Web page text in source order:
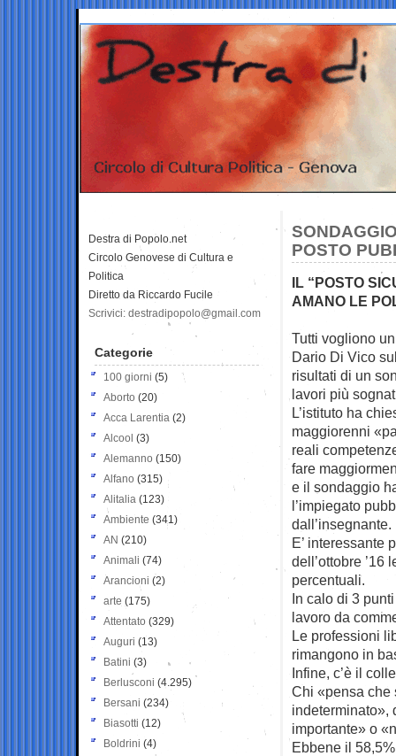
POSTO
IL “POSTO
AMANO LE
Tutti vogliono
Dario Di Vico
risultati di un
lavori più
L’istituto ha
maggiorenni
reali
fare
e il sondaggio
l’impiegato
dall’insegnante.
E’ interessante
dell’ottobre ’16
percentuali.
In calo di 3
lavoro da
Le professioni
rimangono in
Infine, c’è il
Chi «pensa che
indeterminato»,
importante» o
Ebbene il
Destra di Popolo.net
Circolo Genovese di Cultura e
Politica
Diretto da Riccardo Fucile
Scrivici: destradipopolo@gmail.com
Categorie
100 giorni (5)
Aborto (20)
Acca Larentia (2)
Alcool (3)
Alemanno (150)
Alfano (315)
Alitalia (123)
Ambiente (341)
AN (210)
Animali (74)
Arancioni (2)
arte (175)
Attentato (329)
Auguri (13)
Batini (3)
Berlusconi (4.295)
Bersani (234)
Biasotti (12)
Boldrini (4)